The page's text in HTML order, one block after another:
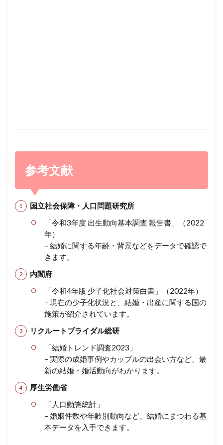
参考文献
国立社会保障・人口問題研究所
「令和3年度 出生動向基本調査 報告書」（2022
年）
– 結婚に関する年齢・背景などをデータで確認で
きます。
内閣府
「令和4年版 少子化社会対策白書」（2022年）
– 現在の少子化状況と、結婚・出産に関する国の
施策が紹介されています。
リクルートブライダル総研
「結婚トレンド調査2023」
– 実際の成婚事例やカップルの出会い方など、最
新の結婚・婚活動向がわかります。
厚生労働省
「人口動態統計」
– 婚姻件数や年齢別動向など、結婚にまつわる基
本データを入手できます。